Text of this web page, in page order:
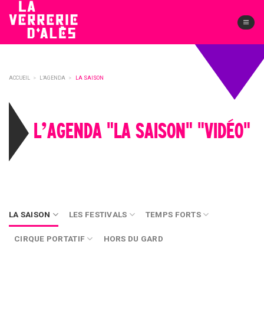
content
ACCUEIL > L’AGENDA > LA SAISON
L’AGENDA "LA SAISON" "VIDÉO"
LA SAISON LES FESTIVALS TEMPS FORTS
CIRQUE PORTATIF HORS DU GARD